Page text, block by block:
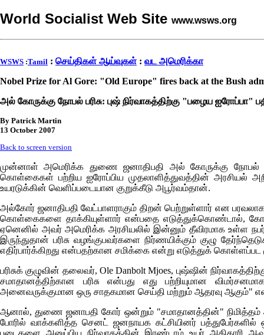
World Socialist Web Site www.wsws.org
WSWS :Tamil : செய்திகள் ஆய்வுகள் : வட அமெரிக்கா
Nobel Prize for Al Gore: "Old Europe" fires back at the Bush
அல் கோருக்கு நோபல் பரிசு: புஷ் நிர்வாகத்திற்கு "பழைய ஐரோப்பா"
By Patrick Martin
13 October 2007
Back to screen version
முன்னாள் அமெரிக்க துணை ஜனாதிபதி அல் கோருக்கு நோபல்
கொள்கைகள் பற்றிய ஐரோப்பிய முதலாளித்துவத்தின்
உயரடுக்கின் வெளிப்படையான குறுக்கீடு அபூர்வம்தான்.
அல்கோர் ஜனாதிபதி வேட்பாளராகும் திறன் பெற்றுள்ளார் என பரவலாக
கொள்கைகளை தாக்கியுள்ளார் என்பதை எடுத்துக்கொண்டால், கோர்
ஏனெனில் அவர் அமெரிக்க அரசியலில் இன்னும் தீவிரமாக உள்ள
இருந்துதான் பரிசு வழங்குபவர்களை நிர்ணயிக்கும் குழு
எதிர்பார்க்கிறது என்பதற்கான சமிக்கை என்று எடுத்துக் கொள்ளப்பட
பரிசுக் குழுவின் தலைவர், Ole Danbolt Mjoes, புஷ்ஷின்
சமாதானத்திற்கான பரிசு என்பது எது பற்றியுமான
அனைவருக்குமான ஒரு சாதகமான செய்தி மற்றும் ஆதரவு ஆகும்"
ஆனால், துணை ஜனாபதி கோர் ஒன்றும் "சமாதானத்தின்" நிமித்தம்
போரில் வாக்களித்த செனட் ஜனநாயக கட்சியினர்
படைகளை அனுப்பிய நிர்வாகத்தின் இரண்டாம் உயர் அதிகாரி